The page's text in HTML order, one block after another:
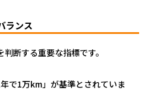
ランス
断する重要な指標です。
で1万km」が基準とされていま